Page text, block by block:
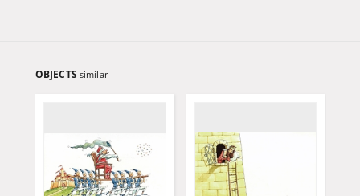
OBJECTS similar